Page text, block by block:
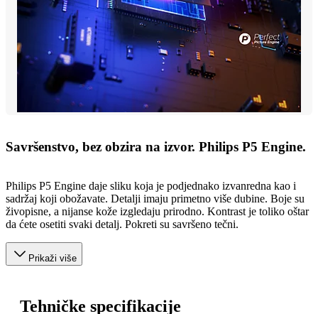
Savršenstvo, bez obzira na izvor. Philips P5 Engine.
Philips P5 Engine daje sliku koja je podjednako izvanredna kao i
sadržaj koji obožavate. Detalji imaju primetno više dubine. Boje su
živopisne, a nijanse kože izgledaju prirodno. Kontrast je toliko oštar
da ćete osetiti svaki detalj. Pokreti su savršeno tečni.
Prikaži više
Tehničke specifikacije